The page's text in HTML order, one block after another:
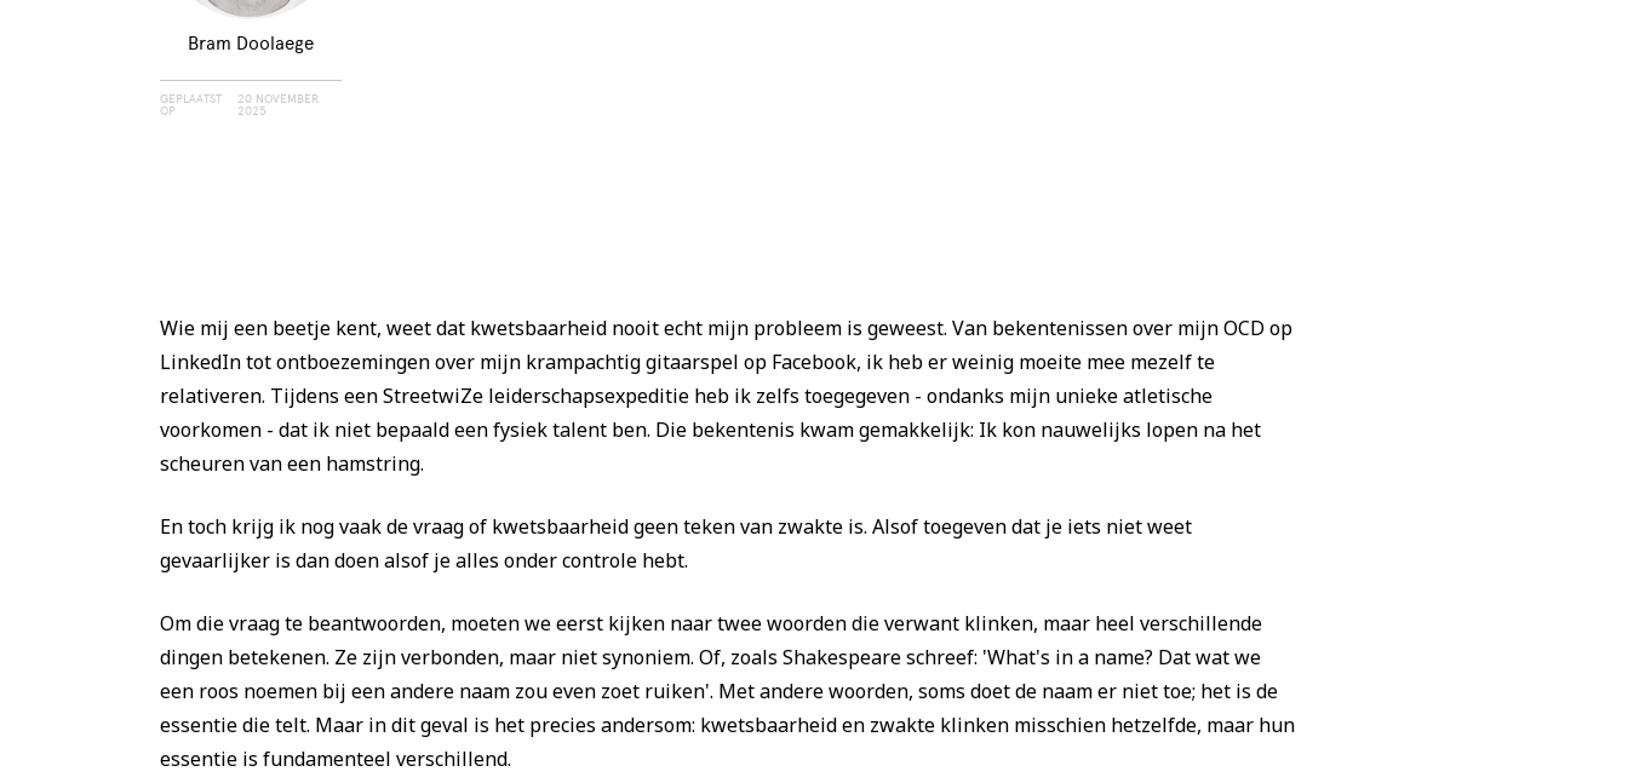
Bram Doolaege
GEPLAATST
OP
20 NOVEMBER
2025
Wie mij een beetje kent, weet dat kwetsbaarheid nooit echt mijn probleem is geweest. Van bekentenissen over mijn OCD op
LinkedIn tot ontboezemingen over mijn krampachtig gitaarspel op Facebook, ik heb er weinig moeite mee mezelf te
relativeren. Tijdens een StreetwiZe leiderschapsexpeditie heb ik zelfs toegegeven - ondanks mijn unieke atletische
voorkomen - dat ik niet bepaald een fysiek talent ben. Die bekentenis kwam gemakkelijk: Ik kon nauwelijks lopen na het
scheuren van een hamstring.
En toch krijg ik nog vaak de vraag of kwetsbaarheid geen teken van zwakte is. Alsof toegeven dat je iets niet weet
gevaarlijker is dan doen alsof je alles onder controle hebt.
Om die vraag te beantwoorden, moeten we eerst kijken naar twee woorden die verwant klinken, maar heel verschillende
dingen betekenen. Ze zijn verbonden, maar niet synoniem. Of, zoals Shakespeare schreef: 'What's in a name? Dat wat we
een roos noemen bij een andere naam zou even zoet ruiken'. Met andere woorden, soms doet de naam er niet toe; het is de
essentie die telt. Maar in dit geval is het precies andersom: kwetsbaarheid en zwakte klinken misschien hetzelfde, maar hun
essentie is fundamenteel verschillend.